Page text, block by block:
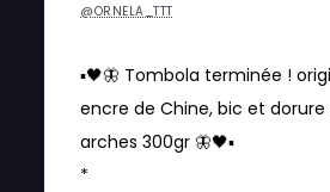
@ORNELA_TTT
▪️🖤🦋 Tombola terminée !
encre de Chine, bic et dorure
arches 300gr 🦋🖤▪️
*